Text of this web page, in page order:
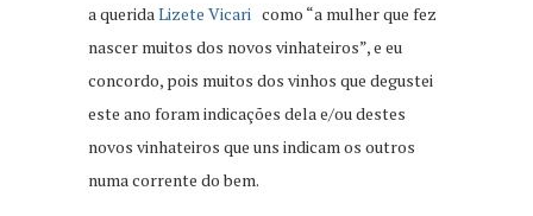
a queridaLizete Vicari como “a mulher que fez
nascer muitos dos novos vinhateiros”, e eu
concordo, pois muitos dos vinhos que degustei
este ano foram indicações dela e/ou destes
novos vinhateiros que uns indicam os outros
numa corrente do bem.